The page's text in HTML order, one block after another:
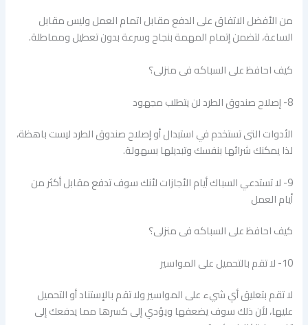
من الأفضل الاتفاق على الدفع مقابل اتمام العمل وليس مقابل
الساعة، لتضمن إتمام المهمة بنجاح وسرعة بدون تعطيل ومماطلة.
كيف احافظ على السباكه فى منزلى؟
8- إصلاح صندوق الطرد لن يتطلب مجهود
الأدوات التى تستخدم في استبدال أو إصلاح صندوق الطرد ليست باهظة،
لذا يمكنك شرائها بنفسك وتبديلها بسهولة.
9- لا تستدعي السباك أيام الأجازات لأنك سوف تدفع مقابل أكثر من
أيام العمل
كيف احافظ على السباكه فى منزلى؟
10- ​لا تقم بالتحميل على المواسير
لا تقم بتعليق أي شيء على المواسير ولا تقم بالإستناد أو التحميل
عليها، لأن ذلك سوف يضعفها ويؤدي إلى كسرها مما يدفعك إلى